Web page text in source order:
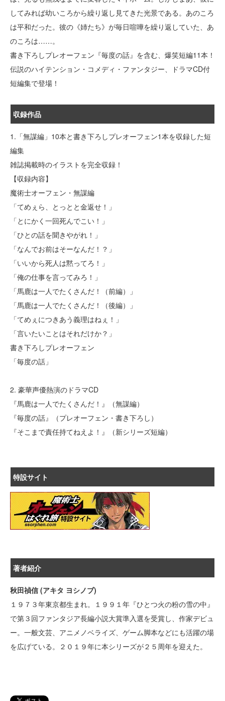
してみれば幼いころから繰り返し見てきた光景である。あのころ
は平和だった。彼の《姉たち》が毎日喧嘩を繰り返していた、あ
のころは……。
書き下ろしプレオーフェン『毎度の話』を含む、爆笑短編11本！
伝説のハイテンション・コメディ・ファンタジー、ドラマCD付
短編集で登場！
収録作品
1.「無謀編」10本と書き下ろしプレオーフェン1本を収録した短
編集
雑誌掲載時のイラストを完全収録！
【収録内容】
魔術士オーフェン・無謀編
「てめぇら、とっとと金返せ！」
「とにかく一回死んでこい！」
「ひとの話を聞きやがれ！」
「なんでお前はそーなんだ！？」
「いいから死人は黙ってろ！」
「俺の仕事を言ってみろ！」
「馬鹿は一人でたくさんだ！（前編）」
「馬鹿は一人でたくさんだ！（後編）」
「てめぇにつきあう義理はねぇ！」
「言いたいことはそれだけか？」
書き下ろしプレオーフェン
「毎度の話」
2. 豪華声優熱演のドラマCD
『馬鹿は一人でたくさんだ！』（無謀編）
『毎度の話』（プレオーフェン・書き下ろし）
『そこまで責任持てねえよ！』（新シリーズ短編）
特設サイト
著者紹介
秋田禎信 (アキタ ヨシノブ)
１９７３年東京都生まれ。１９９１年『ひとつ火の粉の雪の中』
で第３回ファンタジア長編小説大賞準入選を受賞し、作家デビュ
ー。一般文芸、アニメノベライズ、ゲーム脚本などにも活躍の場
を広げている。２０１９年に本シリーズが２５周年を迎えた。